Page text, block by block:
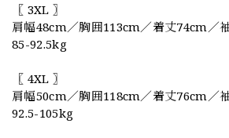
〖 3XL 〗
肩幅48cm／胸囲113cm／着丈74cm／
85-92.5kg
〖 4XL 〗
肩幅50cm／胸囲118cm／着丈76cm／
92.5-105kg